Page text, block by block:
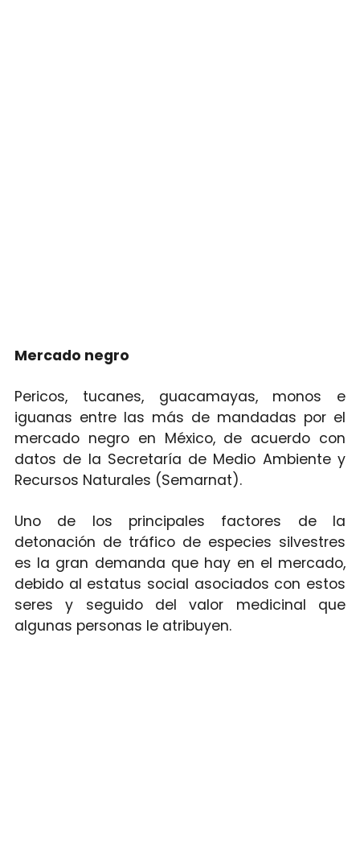
Mercado negro
Pericos, tucanes, guacamayas, monos e
iguanas entre las más de mandadas por el
mercado negro en México, de acuerdo con
datos de la Secretaría de Medio Ambiente y
Recursos Naturales (Semarnat).
Uno de los principales factores de la
detonación de tráfico de especies silvestres
es la gran demanda que hay en el mercado,
debido al estatus social asociados con estos
seres y seguido del valor medicinal que
algunas personas le atribuyen.